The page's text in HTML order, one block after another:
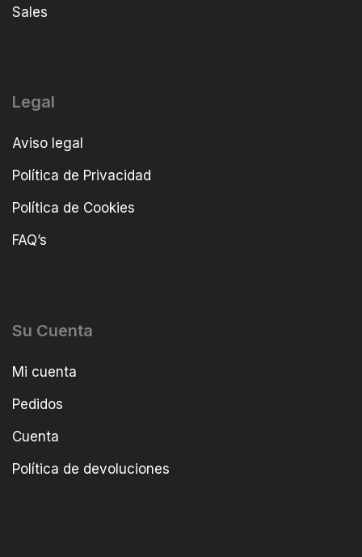
Sales
Legal
Aviso legal
Política de Privacidad
Política de Cookies
FAQ’s
Su Cuenta
Mi cuenta
Pedidos
Cuenta
Política de devoluciones